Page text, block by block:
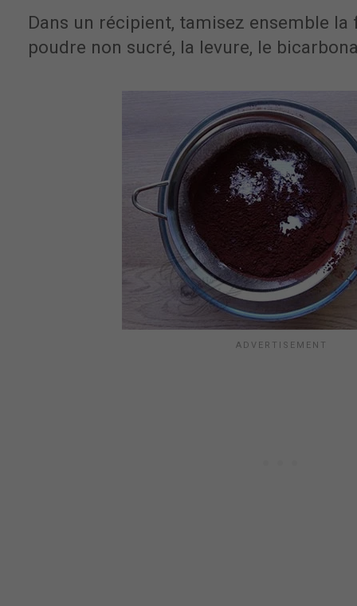
Dans un récipient, tamisez ensemble la
poudre non sucré, la levure, le